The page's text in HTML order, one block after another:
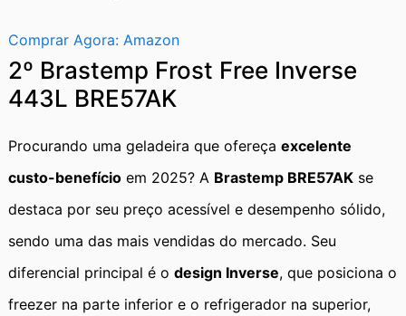
Comprar Agora: Amazon
2º Brastemp Frost Free Inverse
443L BRE57AK
Procurando uma geladeira que ofereça excelente
custo-benefício em 2025? A Brastemp BRE57AK se
destaca por seu preço acessível e desempenho sólido,
sendo uma das mais vendidas do mercado. Seu
diferencial principal é o design Inverse, que posiciona o
freezer na parte inferior e o refrigerador na superior,